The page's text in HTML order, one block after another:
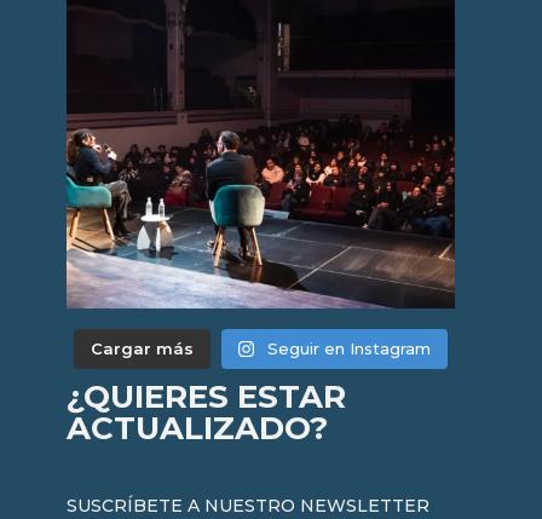
Cargar más Seguir en Instagram
¿QUIERES ESTAR
ACTUALIZADO?
SUSCRÍBETE A NUESTRO NEWSLETTER